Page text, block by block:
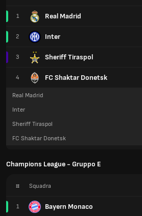
1 Real Madrid
2 Inter
3 Sheriff Tiraspol
4 FC Shaktar Donetsk
Real Madrid
Inter
Sheriff Tiraspol
FC Shaktar Donetsk
Champions League - Gruppo E
# Squadra
1 Bayern Monaco